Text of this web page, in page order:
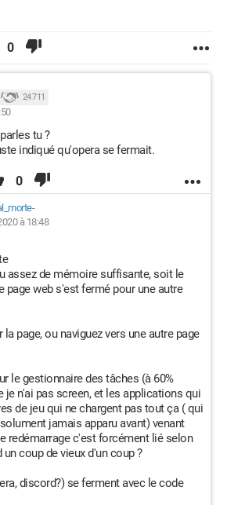
0
24 711
tu ?
indiqué qu'opera se fermait.
0
à 18:48
assez de mémoire suffisante, soit le
page web s'est fermé pour une autre
la page, ou naviguez vers une autre page
le gestionnaire des tâches (à 60%
n'ai pas screen, et les applications qui
de jeu qui ne chargent pas tout ça ( qui
jamais apparu avant) venant
redémarrage c'est forcément lié selon
coup de vieux d'un coup ?
discord?) se ferment avec le code